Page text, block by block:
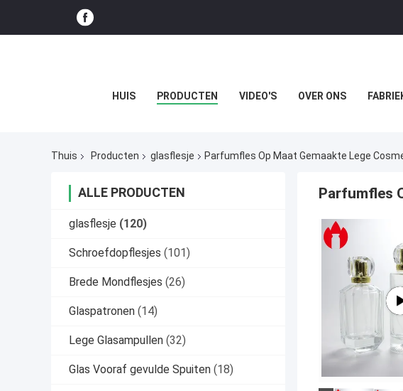
HUIS PRODUCTEN VIDEO'S OVER ONS
Thuis Producten glasflesje Parfumfles Op Maat Gemaakte Lege
ALLE PRODUCTEN
glasflesje (120)
Schroefdopflesjes (101)
Brede Mondflesjes (26)
Glaspatronen (14)
Lege Glasampullen (32)
Glas Vooraf gevulde Spuiten (18)
Parfumfles